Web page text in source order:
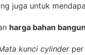
juga untuk
harga bahan
kunci cylinderper